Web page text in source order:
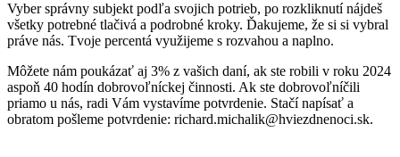
Vyber správny subjekt podľa svojich potrieb, po rozkliknutí nájdeš
všetky potrebné tlačivá a podrobné kroky. Ďakujeme, že si si vybral
práve nás. Tvoje percentá využijeme s rozvahou a naplno.
Môžete nám poukázať aj 3% z vašich daní, ak ste robili v roku 2024
aspoň 40 hodín dobrovoľníckej činnosti. Ak ste dobrovoľníčili
priamo u nás, radi Vám vystavíme potvrdenie. Stačí napísať a
obratom pošleme potvrdenie: richard.michalik@hviezdnenoci.sk.